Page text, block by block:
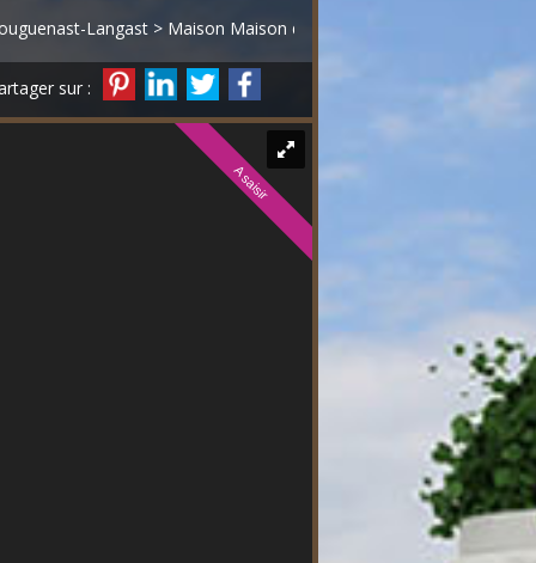
Langast > Maison Maison de campagne en vente
sur :
A saisir